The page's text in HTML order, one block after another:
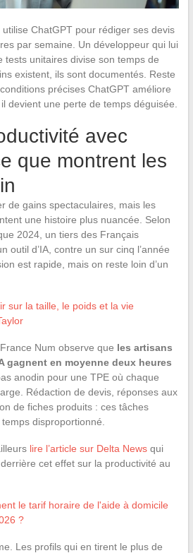
ChatGPT pour rédiger ses devis
par semaine. Un développeur qui lui
tests unitaires divise son temps de
existent, ils sont documentés. Reste
précises ChatGPT améliore
devient une perte de temps déguisée.
avec
que montrent les
de gains spectaculaires, mais les
une histoire plus nuancée. Selon
2024, un tiers des Français
outil d’IA, contre un sur cinq l’année
est rapide, mais on reste loin d’un
sur la taille, le poids et la vie
Num observe que les artisans
gagnent en moyenne deux heures
anodin pour une TPE où chaque
Rédaction de devis, réponses aux
de fiches produits : ces tâches
disproportionné.
lire l’article sur Delta Newsqui
cet effet sur la productivité au
le tarif horaire de l'aide à domicile
?
Les profils qui en tirent le plus de